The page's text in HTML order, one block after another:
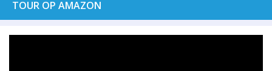
TOUR OP AMAZON